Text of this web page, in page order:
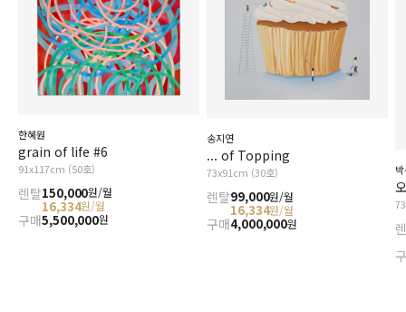
한혜원
grain of life #6
91x117cm (50호)
렌탈150,000원/월
16,334원/월
구매5,500,000원
송지연
... of Topping
73x91cm (30호)
렌탈99,000원/월
16,334원/월
구매4,000,000원